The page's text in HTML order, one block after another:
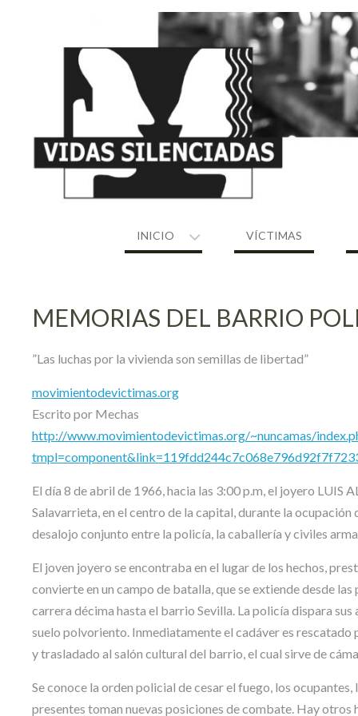
INICIO VÍCTIMAS
MEMORIAS DEL BARRIO
”Las luchas por la vivienda son semillas de libertad”
movimientodevictimas.org
Escrito por Mechas
http://www.movimientodevictimas.org/~nuncamas/
El día 8 de abril de 1966, hacia las 3:00 p.m, el joyero LUIS
Salavarrieta, en el centro de la capital, durante la
desalojo conjunto entre la policía, la caballería y civiles
El joven joyero se encontraba en el lugar de los hechos,
convierte en un campo de batalla, que se extiende desde
carrera décima hasta el barrio Sevilla. La policía dispara
suelo polvoriento. Inmediatamente el cadáver es rescatado
y trasladado al salón cultural del barrio, el cual sirve de
Se conoce la orden policial de cesar el fuego, los
presentes toman nuevas posiciones de combate. Hay otros